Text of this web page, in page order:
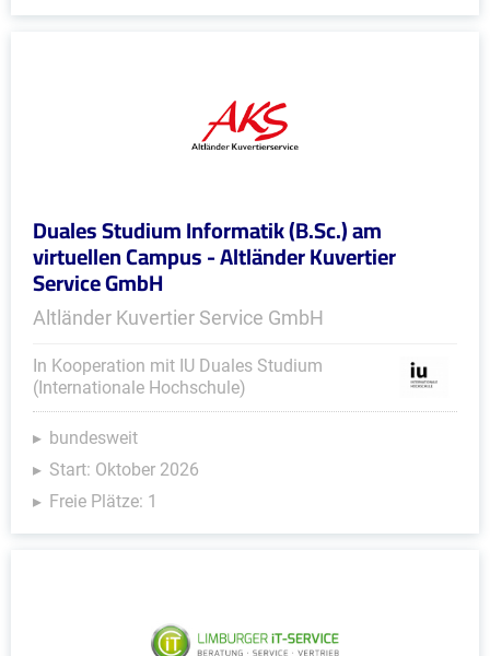
Duales Studium Informatik (B.Sc.) am
virtuellen Campus - Altländer Kuvertier
Service GmbH
Altländer Kuvertier Service GmbH
In Kooperation mit IU Duales Studium
(Internationale Hochschule)
bundesweit
Start: Oktober 2026
Freie Plätze: 1